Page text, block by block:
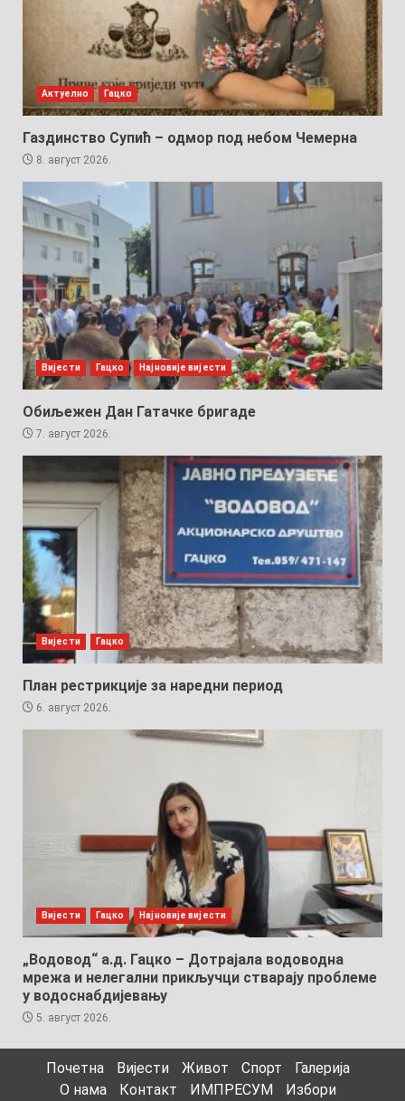
Актуелно Гацко
Газдинство Супић – одмор под небом Чемерна
8. август 2026.
Вијести Гацко Најновије вијести
Обиљежен Дан Гатачке бригаде
7. август 2026.
Вијести Гацко
План рестрикције за наредни период
6. август 2026.
Вијести Гацко Најновије вијести
„Водовод“ а.д. Гацко – Дотрајала водоводна
мрежа и нелегални прикључци стварају проблеме
у водоснабдијевању
5. август 2026.
Почетна Вијести Живот Спорт
Галерија
О нама
Контакт ИМПРЕСУМ Избори